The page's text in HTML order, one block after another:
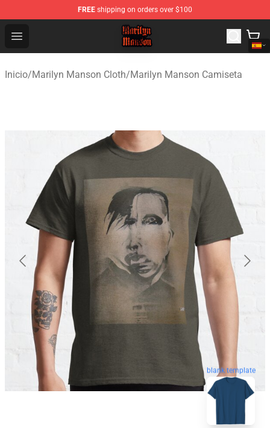
FREE shipping on orders over $100
Open menu
Marilyn Manson Shop - Official Marilyn Manson
Inicio/Marilyn Manson Cloth/Marilyn Manson Camiseta
blank template